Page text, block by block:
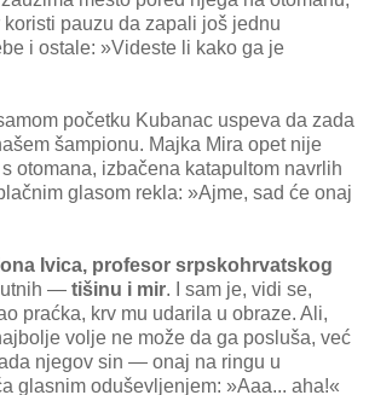
koristi pauzu da zapali još jednu
i ostale: »Videste li kako ga je
početku Kubanac uspeva da zada
šampionu. Majka Mira opet nije
otomana, izbačena katapultom navrlih
glasom rekla: »Ajme, sad će onaj
Ivica, profesor srpskohrvatskog
— tišinu i mir. I sam je, vidi se,
praćka, krv mu udarila u obraze. Ali,
volje ne može da ga posluša, već
njegov sin — onaj na ringu u
glasnim oduševljenjem: »Aaa... aha!«